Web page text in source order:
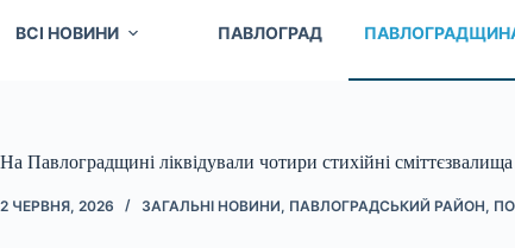
ВСІ НОВИНИ ПАВЛОГРАД
На Павлоградщині ліквідували чотири стихійні сміттєзвалища
2 ЧЕРВНЯ, 2026 ЗАГАЛЬНІ НОВИНИ, ПАВЛОГРАДСЬКИЙ РАЙОН,